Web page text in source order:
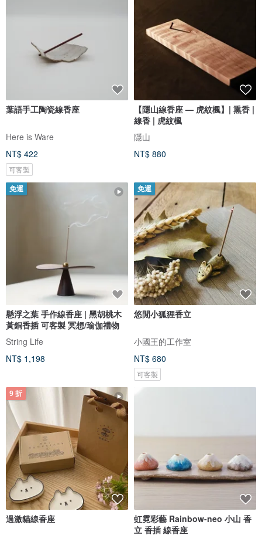
葉語手工陶瓷線香座
Here is Ware
NT$ 422
可客製
【隱山線香座 — 虎紋楓】| 熏香 |
線香 | 虎紋楓
隱山
NT$ 880
免運
懸浮之葉 手作線香座 | 黑胡桃木
黃銅香插 可客製 冥想/瑜伽禮物
String Life
NT$ 1,198
免運
悠閒小狐狸香立
小國王的工作室
NT$ 680
可客製
9 折
過激貓線香座
虹霓彩藝 Rainbow-neo 小山 香
立 香插 線香座